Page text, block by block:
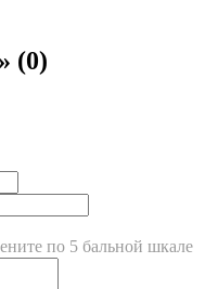
(0)
по 5 бальной шкале